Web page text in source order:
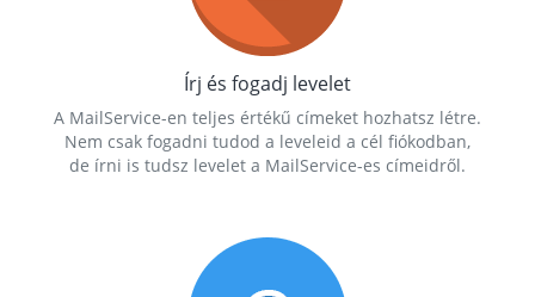
Írj és fogadj levelet
A MailService-en teljes értékű címeket hozhatsz létre.
Nem csak fogadni tudod a leveleid a cél fiókodban,
de írni is tudsz levelet a MailService-es címeidről.